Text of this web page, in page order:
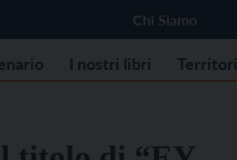
Chi Siamo
I nostri libri Territori